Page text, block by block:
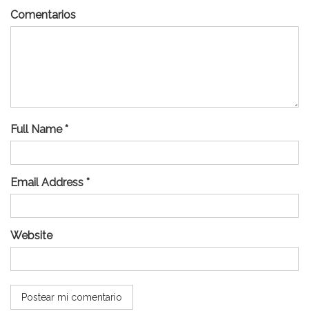
Comentarios
Full Name *
Email Address *
Website